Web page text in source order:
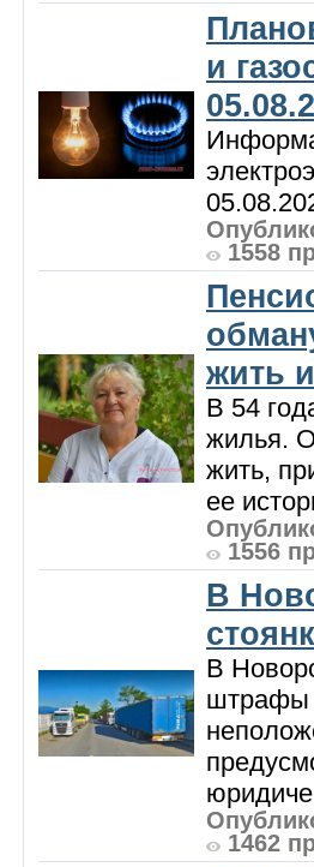
и
1558
жить
В 54
жилья.
жить,
ее
1556
В
В
штрафы
1462